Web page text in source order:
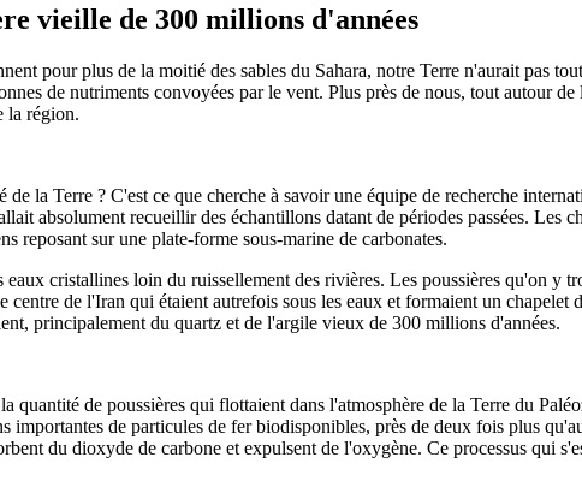
vieille de 300 millions d'années
pour plus de la moitié des sables du Sahara, notre Terre n'aurait pas
de nutriments convoyées par le vent. Plus près de nous, tout autour
la région.
de la Terre ? C'est ce que cherche à savoir une équipe de recherche
absolument recueillir des échantillons datant de périodes passées. Les
reposant sur une plate-forme sous-marine de carbonates.
cristallines loin du ruissellement des rivières. Les poussières qu'on y
de l'Iran qui étaient autrefois sous les eaux et formaient un
principalement du quartz et de l'argile vieux de 300 millions d'années.
quantité de poussières qui flottaient dans l'atmosphère de la Terre du
de particules de fer biodisponibles, près de deux fois plus
du dioxyde de carbone et expulsent de l'oxygène. Ce processus qui